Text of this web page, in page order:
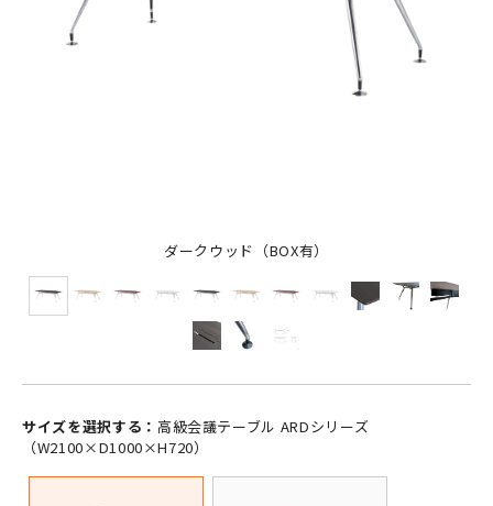
ダークウッド（BOX有）
サイズを選択する： 高級会議テーブル ARDシリーズ
（W2100×D1000×H720）